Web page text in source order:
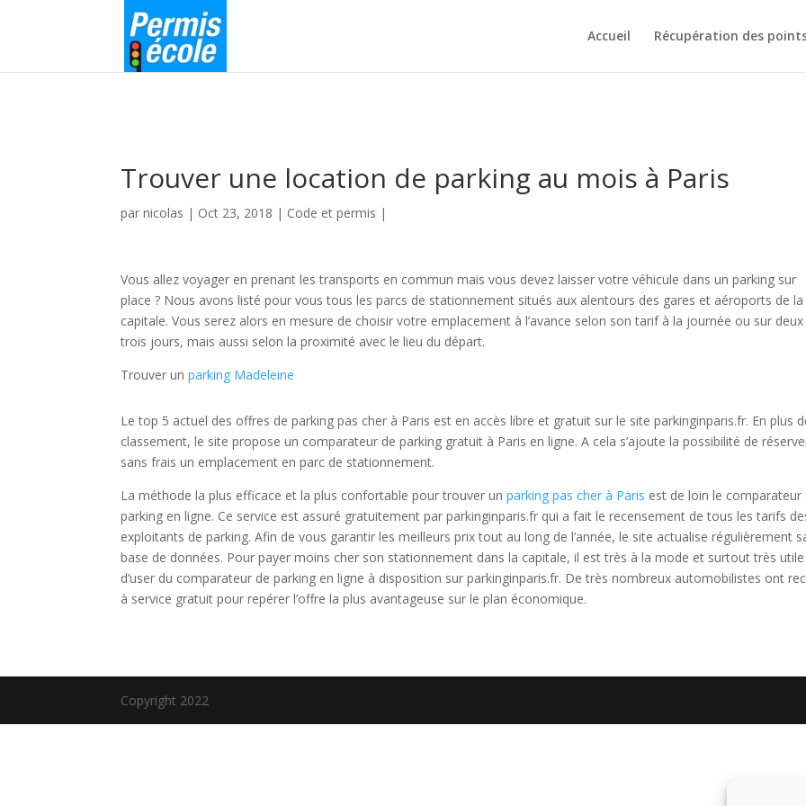
Accueil Récupération des
Trouver une location de parking au mois à Paris
parnicolas | Oct 23, 2018 | Code et permis |
Vous allez voyager en prenant les transports en commun mais vous devez laisser votre véhicule dans un parking sur
place ? Nous avons listé pour vous tous les parcs de stationnement situés aux alentours des gares et aéroports de la
capitale. Vous serez alors en mesure de choisir votre emplacement à l’avance selon son tarif à la journée ou sur
trois jours, mais aussi selon la proximité avec le lieu du départ.
Trouver unparking Madeleine
Le top 5 actuel des offres de parking pas cher à Paris est en accès libre et gratuit sur le site parkinginparis.fr. En plus
classement, le site propose un comparateur de parking gratuit à Paris en ligne. A cela s’ajoute la possibilité de
sans frais un emplacement en parc de stationnement.
La méthode la plus efficace et la plus confortable pour trouver unparking pas cher à Paris est de loin le comparateur
parking en ligne. Ce service est assuré gratuitement par parkinginparis.fr qui a fait le recensement de tous les tarifs
exploitants de parking. Afin de vous garantir les meilleurs prix tout au long de l’année, le site actualise régulièrement
base de données. Pour payer moins cher son stationnement dans la capitale, il est très à la mode et surtout très utile
d’user du comparateur de parking en ligne à disposition sur parkinginparis.fr. De très nombreux automobilistes ont
à service gratuit pour repérer l’offre la plus avantageuse sur le plan économique.
Copyright 2022